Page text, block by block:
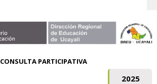
CONSULTA PARTICIPATIVA
2025